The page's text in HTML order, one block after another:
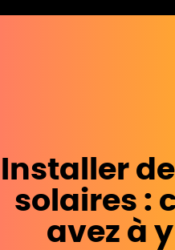
Installer
solaires :
avez à